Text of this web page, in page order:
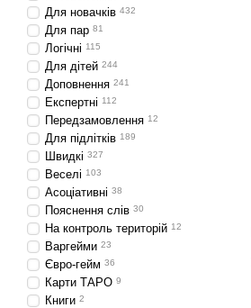
Для новачків 432
Для пар 81
Логічні 115
Для дітей 244
Доповнення 241
Експертні 112
Передзамовлення 12
Для підлітків 189
Швидкі 327
Веселі 103
Асоціативні 38
Пояснення слів 30
На контроль територій 12
Варгейми 23
Євро-гейм 36
Карти ТАРО 9
Книги 2